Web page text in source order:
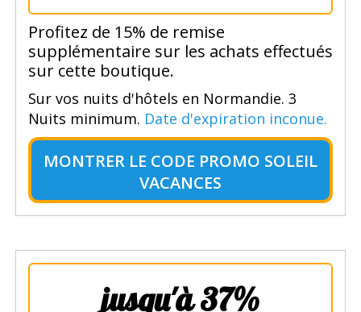
Profitez de 15% de remise
supplémentaire sur les achats effectués
sur cette boutique.
Sur vos nuits d'hôtels en Normandie. 3
Nuits minimum. Date d'expiration inconue.
MONTRER LE CODE PROMO SOLEIL
VACANCES
jusqu'à 37%